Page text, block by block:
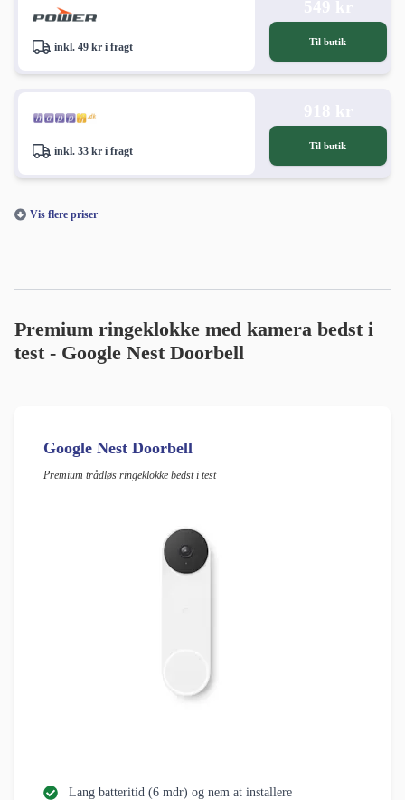
inkl. 49 kr i fragt Til butik
inkl. 33 kr i fragt Til butik
Vis flere priser
Premium ringeklokke med kamera bedst i
test - Google Nest Doorbell
Google Nest Doorbell
Premium trådløs ringeklokke bedst i test
Lang batteritid (6 mdr) og nem at installere